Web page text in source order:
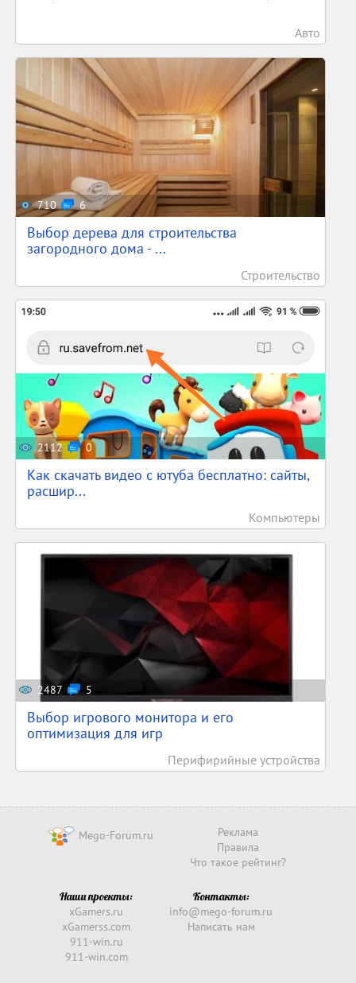
Авто
710 6
Выбор дерева для строительства
загородного дома - ...
Строительство
2112 0
Как скачать видео с ютуба бесплатно: сайты,
расшир...
Компьютеры
2487 5
Выбор игрового монитора и его
оптимизация для игр
Перифирийные устройства
Mego-Forum.ru
Реклама
Правила
Что такое рейтинг?
Наши проекты:
xGamers.ru
xGamerss.com
911-win.ru
911-win.com
Контакты:
info@mego-forum.ru
Написать нам